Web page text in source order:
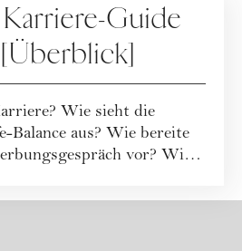
Guide
Wie sieht die
aus? Wie bereite
vor? Wie